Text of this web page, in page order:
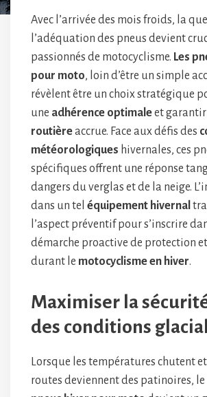
Avec l’arrivée des mois froids, la
l’adéquation des pneus devient
passionnés de motocyclisme. Les
pour moto, loin d’être un simple
révèlent être un choix stratégique
une adhérence optimaleet garantir
routièreaccrue. Face aux défis des
météorologiques hivernales, ces
spécifiques offrent une réponse
dangers du verglas et de la neige.
dans un tel équipement hivernal
l’aspect préventif pour s’inscrire
démarche proactive de protection
durant le motocyclisme en hiver.
Maximiser la
des conditions
Lorsque les températures chutent
routes deviennent des patinoires, le